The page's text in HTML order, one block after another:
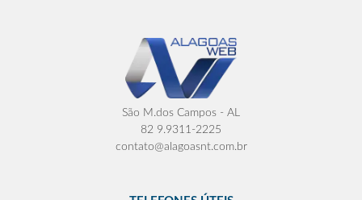
São M.dos Campos - AL
82 9.9311-2225
contato@alagoasnt.com.br